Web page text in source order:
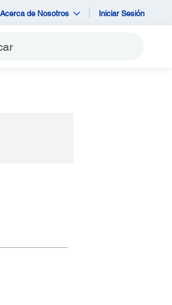
Acerca de Nosotros Iniciar Sesión